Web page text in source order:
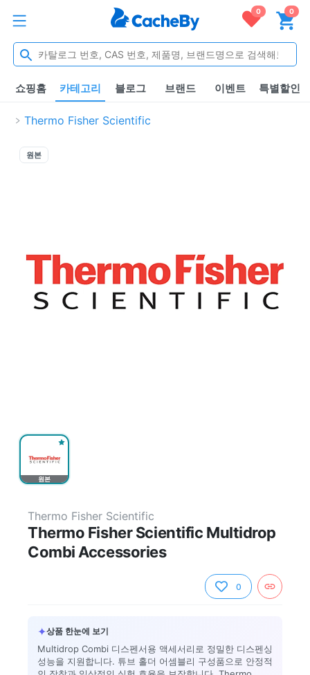
0 0
쇼핑홈 카테고리 블로그 브랜드 이벤트 특별할인
Thermo Fisher Scientific
원본
원본
Thermo Fisher Scientific
Thermo Fisher Scientific Multidrop
Combi Accessories
0
✦상품 한눈에 보기
Multidrop Combi 디스펜서용 액세서리로 정밀한 디스펜싱
성능을 지원합니다. 튜브 홀더 어셈블리 구성품으로 안정적